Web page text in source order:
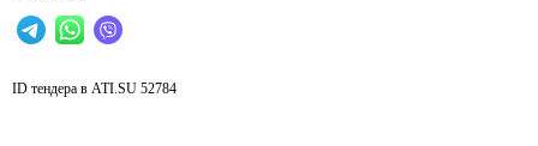
ID тендера в ATI.SU 52784